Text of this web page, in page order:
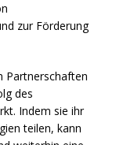
zur Förderung
Partnerschaften
des
Indem sie ihr
teilen, kann